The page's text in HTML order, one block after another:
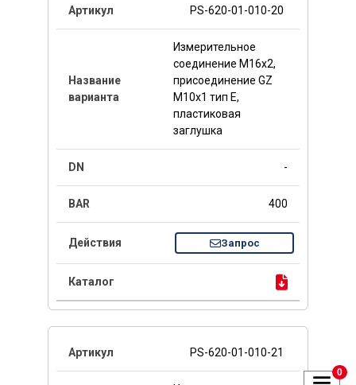
PS-620-01-010-20
Измерительное
соединение M16x2,
присоединение GZ
M10x1 тип E,
пластиковая
заглушка
-
400
Запрос
PS-620-01-010-21
0